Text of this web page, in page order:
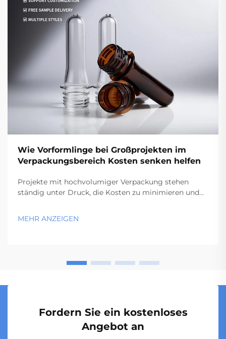
Wie Vorformlinge bei Großprojekten im
Verpackungsbereich Kosten senken helfen
Projekte mit hochvolumiger Verpackung stehen
ständig unter Druck, die Kosten zu minimieren und
Tausende oder Millionen von Behältern produziert
MEHR ANZEIGEN
Fordern Sie ein kostenloses
Angebot an